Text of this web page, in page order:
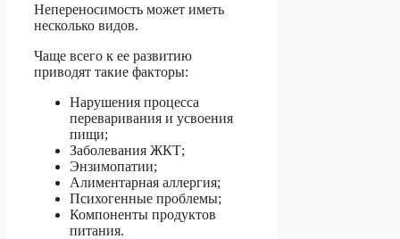
Непереносимость может иметь
несколько видов.
Чаще всего к ее развитию
приводят такие факторы:
Нарушения процесса
переваривания и усвоения
пищи;
Заболевания ЖКТ;
Энзимопатии;
Алиментарная аллергия;
Психогенные проблемы;
Компоненты продуктов
питания.